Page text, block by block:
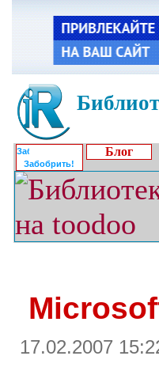
Забобрить!
Блог
17.02.2007